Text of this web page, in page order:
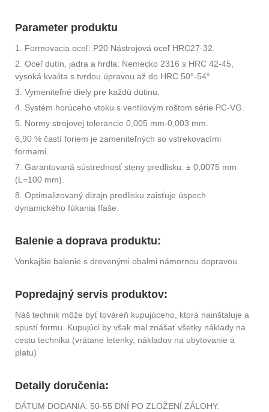
Parameter produktu
1. Formovacia oceľ: P20 Nástrojová oceľ HRC27-32.
2. Oceľ dutín, jadra a hrdla: Nemecko 2316 s HRC 42-45,
vysoká kvalita s tvrdou úpravou až do HRC 50°-54°
3. Vymeniteľné diely pre každú dutinu.
4. Systém horúceho vtoku s ventilovým roštom série PC-VG.
5. Normy strojovej tolerancie 0,005 mm-0,003 mm.
6,90 % častí foriem je zameniteľných so vstrekovacími
formami.
7. Garantovaná sústrednosť steny predlisku: ± 0,0075 mm
(L=100 mm).
8. Optimalizovaný dizajn predlisku zaisťuje úspech
dynamického fúkania fľaše.
Balenie a doprava produktu:
Vonkajšie balenie s drevenými obalmi námornou dopravou.
Popredajný servis produktov:
Náš technik môže byť továreň kupujúceho, ktorá nainštaluje a
spustí formu. Kupujúci by však mal znášať všetky náklady na
cestu technika (vrátane letenky, nákladov na ubytovanie a
platu)
Detaily doručenia:
DÁTUM DODANIA: 50-55 DNÍ PO ZLOŽENÍ ZÁLOHY.